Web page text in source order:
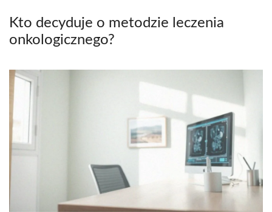
Kto decyduje o metodzie leczenia
onkologicznego?